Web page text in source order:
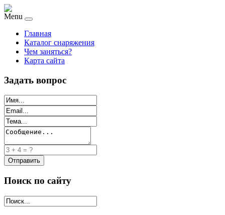
Menu
Главная
Каталог снаряжения
Чем заняться?
Карта сайта
Задать вопрос
Поиск по сайту